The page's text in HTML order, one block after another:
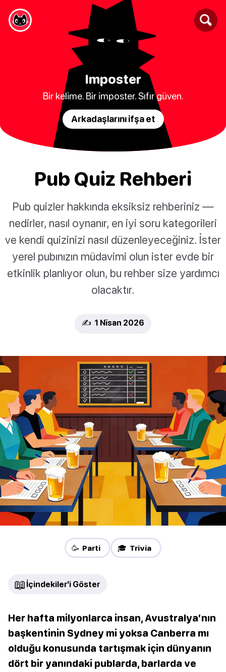
Imposter
Bir kelime. Bir imposter. Sıfır güven.
Arkadaşlarını ifşa et
Pub Quiz Rehberi
Pub quizler hakkında eksiksiz rehberiniz —
nedirler, nasıl oynanır, en iyi soru kategorileri
ve kendi quizinizi nasıl düzenleyeceğiniz. İster
yerel pubınızın müdavimi olun ister evde bir
etkinlik planlıyor olun, bu rehber size yardımcı
olacaktır.
✍️ 1 Nīsan 2026
🥳 Parti 🎓 Trivia
📖 İçindekiler'i Göster
Her hafta milyonlarca insan, Avustralya’nın
başkentinin Sydney mi yoksa Canberra mı
olduğu konusunda tartışmak için dünyanın
dört bir yanındaki publarda, barlarda ve